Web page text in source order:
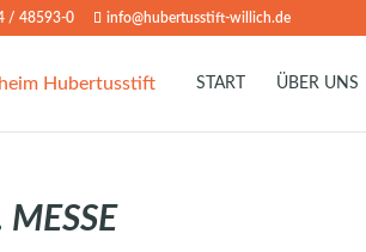
/ 48593-0 info@hubertusstift-willich.de
START ÜBER UNS
MESSE